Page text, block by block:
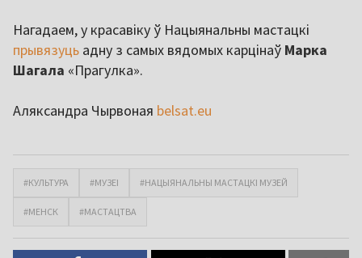
Нагадаем, у красавіку ў Нацыянальны мастацкі
прывязуць адну з самых вядомых карцінаў Марка
Шагала «Прагулка».
Аляксандра Чырвоная belsat.eu
#КУЛЬТУРА #МУЗЕІ #НАЦЫЯНАЛЬНЫ МАСТАЦКІ МУЗЕЙ
#МЕНСК #МАСТАЦТВА